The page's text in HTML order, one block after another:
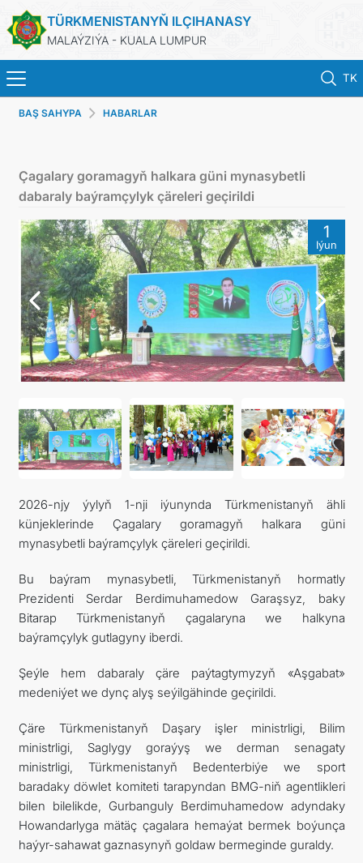
TÜRKMENISTANYŇ ILÇIHANASY
MALAÝZIÝA - KUALA LUMPUR
TK
BAŞ SAHYPA
TÜRKMENISTAN
KONSULLYK HYZMATLARY
DIM
INVEST TO TURKMENISTAN!
ARAGATNAŞYK
BAŞ SAHYPA HABARLAR
Çagalary goramagyň halkara güni mynasybetli
dabaraly baýramçylyk çäreleri geçirildi
1
Iýun
2026-njy ýylyň 1-nji iýunynda Türkmenistanyň ähli
künjeklerinde Çagalary goramagyň halkara güni
mynasybetli baýramçylyk çäreleri geçirildi.
Bu baýram mynasybetli, Türkmenistanyň hormatly
Prezidenti Serdar Berdimuhamedow Garaşsyz, baky
Bitarap Türkmenistanyň çagalaryna we halkyna
baýramçylyk gutlagyny iberdi.
Şeýle hem dabaraly çäre paýtagtymyzyň «Aşgabat»
medeniýet we dynç alyş seýilgähinde geçirildi.
Çäre Türkmenistanyň Daşary işler ministrligi, Bilim
ministrligi, Saglygy goraýyş we derman senagaty
ministrligi, Türkmenistanyň Bedenterbiýe we sport
baradaky döwlet komiteti tarapyndan BMG-niň agentlikleri
bilen bilelikde, Gurbanguly Berdimuhamedow adyndaky
Howandarlyga mätäç çagalara hemaýat bermek boýunça
haýyr-sahawat gaznasynyň goldaw bermeginde guraldy.